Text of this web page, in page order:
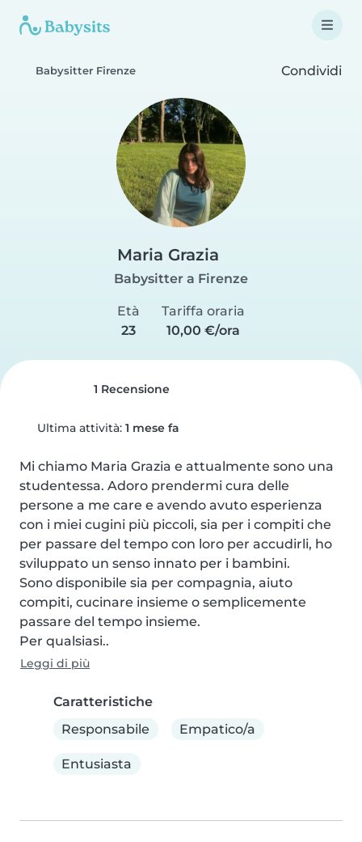
Babysitter Firenze Condividi
Maria Grazia
Babysitter a Firenze
Età
23
Tariffa oraria
10,00 €/ora
1 Recensione
Ultima attività: 1 mese fa
Mi chiamo Maria Grazia e attualmente sono una
studentessa. Adoro prendermi cura delle
persone a me care e avendo avuto esperienza
con i miei cugini più piccoli, sia per i compiti che
per passare del tempo con loro per accudirli, ho
sviluppato un senso innato per i bambini.
Sono disponibile sia per compagnia, aiuto
compiti, cucinare insieme o semplicemente
passare del tempo insieme.
Per qualsiasi..
Leggi di più
Caratteristiche
Responsabile
Empatico/a
Entusiasta